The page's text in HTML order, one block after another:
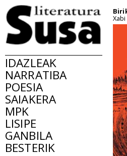
IDAZLEAK
NARRATIBA
POESIA
SAIAKERA
MPK
LISIPE
GANBILA
BESTERIK